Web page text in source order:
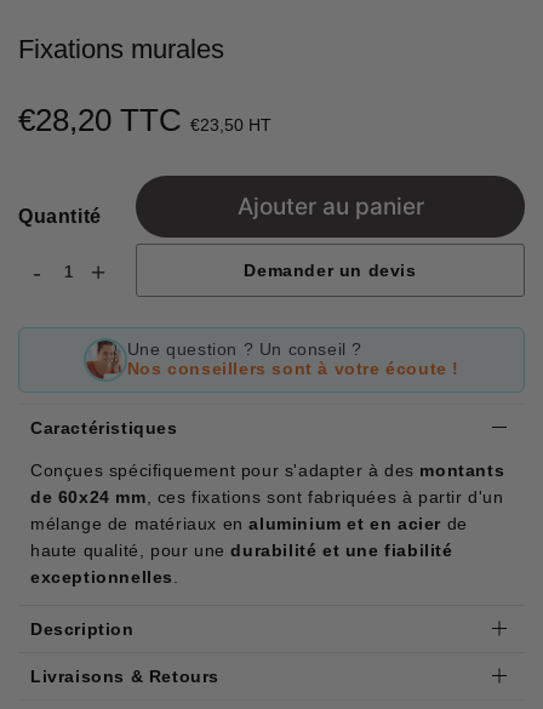
Fixations murales
€28,20 TTC €23,50 HT
Quantité
- +
Ajouter au panier
Demander un devis
Une question ? Un conseil ?
Nos conseillers sont à votre écoute !
Caractéristiques
Conçues spécifiquement pour s'adapter à des montants
de 60x24 mm , ces fixations sont fabriquées à partir d'un
mélange de matériaux enaluminium et en acier de
haute qualité, pour unedurabilité et une fiabilité
exceptionnelles
Description
Livraisons & Retours